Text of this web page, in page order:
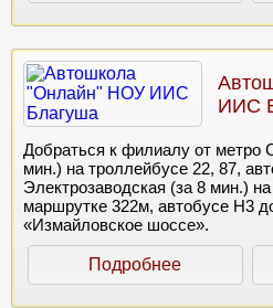
в плохом состоянии.<br><br>5. В
услуг ниже, чем оплачиваете по
<br>6. Оплату по договору
оказывать своевременно услуги
собираются.<br><br>Итог:
хотите потерять деньги и
занятий по месяцу — то Вам
Онлайн!!!
ИИС
Добраться к филиалу от метро
мин.) на троллейбусе 22, 87,
Электрозаводская (за 8 мин.)
маршрутке 322м, автобусе Н3
«Измайловское шоссе».
Подробнее